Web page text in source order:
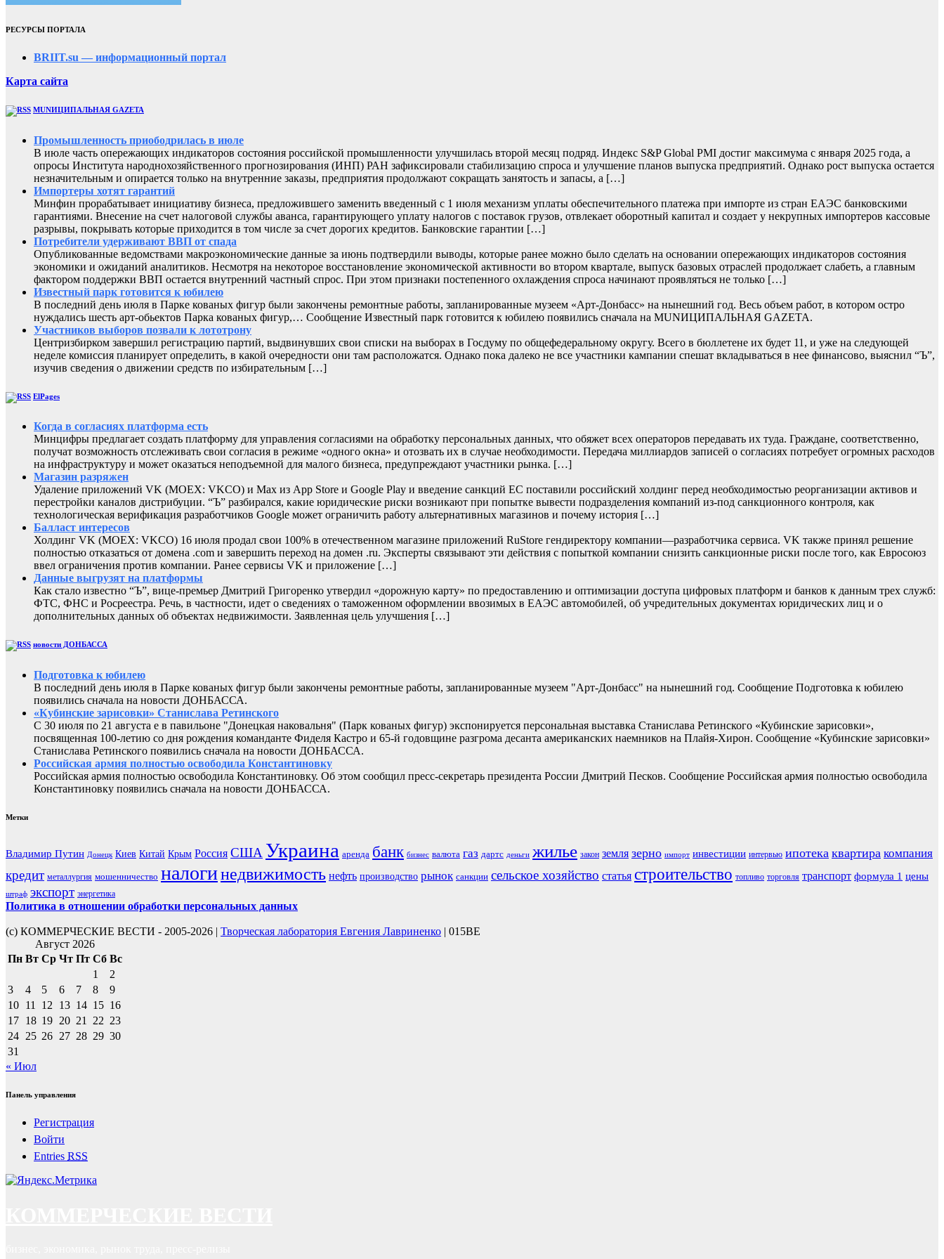
РЕСУРСЫ ПОРТАЛА
BRIIT.su — информационный портал
Карта сайта
MUNИЦИПАЛЬНАЯ GAZЕТА
Промышленность приободрилась в июле
В июле часть опережающих индикаторов состояния российской промышленности улучшилась второй месяц подряд. Индекс S&P Global PMI достиг максимума с января 2025 года, а
опросы Института народнохозяйственного прогнозирования (ИНП) РАН зафиксировали стабилизацию спроса и улучшение планов выпуска предприятий. Однако рост выпуска остается
незначительным и опирается только на внутренние заказы, предприятия продолжают сокращать занятость и запасы, а […]
Импортеры хотят гарантий
Минфин прорабатывает инициативу бизнеса, предложившего заменить введенный с 1 июля механизм уплаты обеспечительного платежа при импорте из стран ЕАЭС банковскими
гарантиями. Внесение на счет налоговой службы аванса, гарантирующего уплату налогов с поставок грузов, отвлекает оборотный капитал и создает у некрупных импортеров кассовые
разрывы, покрывать которые приходится в том числе за счет дорогих кредитов. Банковские гарантии […]
Потребители удерживают ВВП от спада
Опубликованные ведомствами макроэкономические данные за июнь подтвердили выводы, которые ранее можно было сделать на основании опережающих индикаторов состояния
экономики и ожиданий аналитиков. Несмотря на некоторое восстановление экономической активности во втором квартале, выпуск базовых отраслей продолжает слабеть, а главным
фактором поддержки ВВП остается внутренний частный спрос. При этом признаки постепенного охлаждения спроса начинают проявляться не только […]
Известный парк готовится к юбилею
В последний день июля в Парке кованых фигур были закончены ремонтные работы, запланированные музеем «Арт-Донбасс» на нынешний год. Весь объем работ, в котором остро
нуждались шесть арт-обьектов Парка кованых фигур,… Сообщение Известный парк готовится к юбилею появились сначала на MUNИЦИПАЛЬНАЯ GAZЕТА.
Участников выборов позвали к лототрону
Центризбирком завершил регистрацию партий, выдвинувших свои списки на выборах в Госдуму по общефедеральному округу. Всего в бюллетене их будет 11, и уже на следующей
неделе комиссия планирует определить, в какой очередности они там расположатся. Однако пока далеко не все участники кампании спешат вкладываться в нее финансово, выяснил “Ъ”,
изучив сведения о движении средств по избирательным […]
ElPages
Когда в согласиях платформа есть
Минцифры предлагает создать платформу для управления согласиями на обработку персональных данных, что обяжет всех операторов передавать их туда. Граждане, соответственно,
получат возможность отслеживать свои согласия в режиме «одного окна» и отозвать их в случае необходимости. Передача миллиардов записей о согласиях потребует огромных расходов
на инфраструктуру и может оказаться неподъемной для малого бизнеса, предупреждают участники рынка. […]
Магазин разряжен
Удаление приложений VK (MOEX: VKCO) и Max из App Store и Google Play и введение санкций ЕС поставили российский холдинг перед необходимостью реорганизации активов и
перестройки каналов дистрибуции. “Ъ” разбирался, какие юридические риски возникают при попытке вывести подразделения компаний из-под санкционного контроля, как
технологическая верификация разработчиков Google может ограничить работу альтернативных магазинов и почему история […]
Балласт интересов
Холдинг VK (MOEX: VKCO) 16 июля продал свои 100% в отечественном магазине приложений RuStore гендиректору компании—разработчика сервиса. VK также принял решение
полностью отказаться от домена .com и завершить переход на домен .ru. Эксперты связывают эти действия с попыткой компании снизить санкционные риски после того, как Евросоюз
ввел ограничения против компании. Ранее сервисы VK и приложение […]
Данные выгрузят на платформы
Как стало известно “Ъ”, вице-премьер Дмитрий Григоренко утвердил «дорожную карту» по предоставлению и оптимизации доступа цифровых платформ и банков к данным трех служб:
ФТС, ФНС и Росреестра. Речь, в частности, идет о сведениях о таможенном оформлении ввозимых в ЕАЭС автомобилей, об учредительных документах юридических лиц и о
дополнительных данных об объектах недвижимости. Заявленная цель улучшения […]
новости ДОНБАССА
Подготовка к юбилею
В последний день июля в Парке кованых фигур были закончены ремонтные работы, запланированные музеем "Арт-Донбасс" на нынешний год. Сообщение Подготовка к юбилею
появились сначала на новости ДОНБАССА.
«Кубинские зарисовки» Станислава Ретинского
С 30 июля по 21 августа е в павильоне "Донецкая наковальня" (Парк кованых фигур) экспонируется персональная выставка Станислава Ретинского «Кубинские зарисовки»,
посвященная 100-летию со дня рождения команданте Фиделя Кастро и 65-й годовщине разгрома десанта американских наемников на Плайя-Хирон. Сообщение «Кубинские зарисовки»
Станислава Ретинского появились сначала на новости ДОНБАССА.
Российская армия полностью освободила Константиновку
Российская армия полностью освободила Константиновку. Об этом сообщил пресс-секретарь президента России Дмитрий Песков. Сообщение Российская армия полностью освободила
Константиновку появились сначала на новости ДОНБАССА.
Метки
Владимир Путин Донецк Киев Китай Крым Россия США Украина аренда банк бизнес валюта газ дартс деньги жилье закон земля зерно импорт инвестиции интервью ипотека квартира компания
кредит металлургия мошенничество налогинедвижимость нефть производство рынок санкции сельское хозяйство статья строительство топливо торговля транспорт формула 1 цены
штраф экспорт энергетика
Политика в отношении обработки персональных данных
(с) КОММЕРЧЕСКИЕ ВЕСТИ - 2005-2026 | Творческая лаборатория Евгения Лавриненко | 015BE
Август 2026
Пн Вт Ср Чт Пт Сб Вс
1
2
3
4 5 6 7 8
9
10 11 12 13 14 15 16
17 18 19 20 21 22 23
24 25 26 27 28 29 30
31
« Июл
Панель управления
Регистрация
Войти
Entries RSS